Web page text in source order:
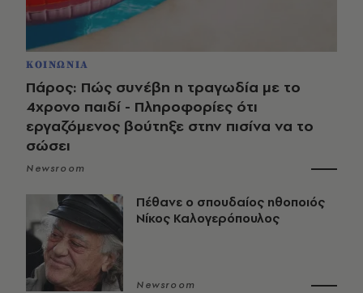
ΚΟΙΝΩΝΙΑ
Πάρος: Πώς συνέβη η τραγωδία με το
4χρονο παιδί - Πληροφορίες ότι
εργαζόμενος βούτηξε στην πισίνα να το
σώσει
Newsroom
Πέθανε ο σπουδαίος ηθοποιός
Νίκος Καλογερόπουλος
Newsroom